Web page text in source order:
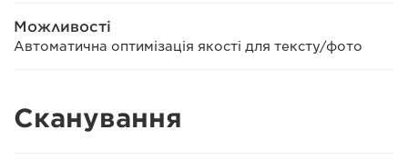
Можливості
Автоматична оптимізація якості для тексту/фото
Сканування